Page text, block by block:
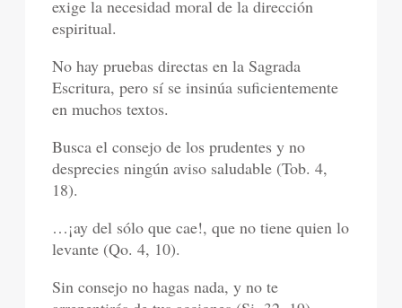
exige la necesidad moral de la dirección
espiritual.
No hay pruebas directas en la Sagrada
Escritura, pero sí se insinúa suficientemente
en muchos textos.
Busca el consejo de los prudentes y no
desprecies ningún aviso saludable (Tob. 4,
18).
…¡ay del sólo que cae!, que no tiene quien lo
levante (Qo. 4, 10).
Sin consejo no hagas nada, y no te